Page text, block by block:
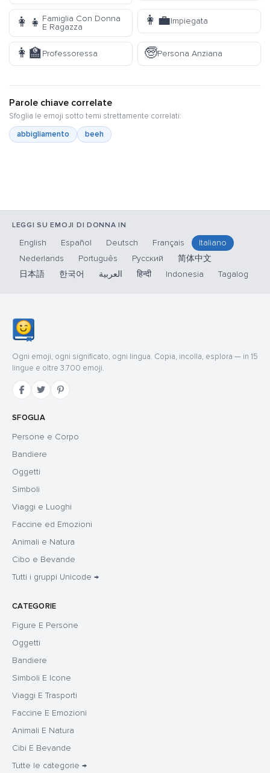
👩‍👧 Famiglia Con Donna
E Ragazza
👩‍💼Impiegata
👩‍🏫Professoressa 🧓Persona Anziana
Parole chiave correlate
Sfoglia le emoji sotto temi strettamente correlati:
abbigliamento
beeh
LEGGI SU EMOJI DI DONNA IN
English Español Deutsch Français
Italiano
Nederlands
Português Русский
简体中文
日本語
한국어 العربية हिन्दी Indonesia Tagalog
Ogni emoji, ogni significato, ogni lingua. Copia, incolla, esplora — in 15
lingue e oltre 3.700 emoji.
SFOGLIA
Persone e Corpo
Bandiere
Oggetti
Simboli
Viaggi e Luoghi
Faccine ed Emozioni
Animali e Natura
Cibo e Bevande
Tutti i gruppi Unicode →
CATEGORIE
Figure E Persone
Oggetti
Bandiere
Simboli E Icone
Viaggi E Trasporti
Faccine E Emozioni
Animali E Natura
Cibi E Bevande
Tutte le categorie →